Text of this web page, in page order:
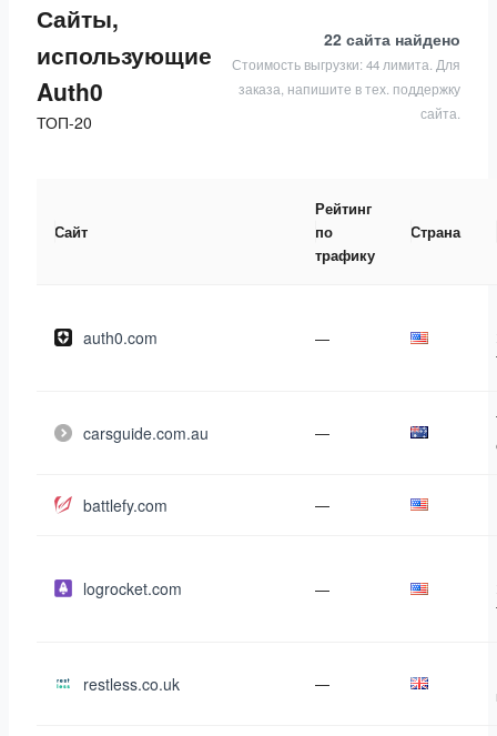
Сайты,
использующие
Auth0
ТОП-20
22 сайта найдено
Стоимость выгрузки: 44 лимита. Для
заказа, напишите в тех. поддержку
сайта.
Сайт
Рейтинг
по
трафику
Страна
auth0.com —
carsguide.com.au —
battlefy.com —
logrocket.com —
restless.co.uk —